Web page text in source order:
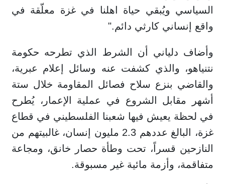
السياسي ويُبقي حياة اهلنا في غزة معلّقة في
واقع إنساني كارثي دائم."
وأضاف دلياني أن الشرط الذي تطرحه حكومة
نتنياهو، والذي كشفت عنه وسائل إعلام عبرية،
والقاضي بنزع سلاح فصائل المقاومة خلال ستة
أشهر مقابل الشروع في عملية الإعمار، يُطرح
في لحظة يعيش فيها شعبنا الفلسطيني في قطاع
غزة، البالغ عددهم 2.3 مليون إنسان، غالبيتهم من
النازحين قسراً، تحت وطأة حصار خانق، ومجاعة
متفاقمة، وأزمة مائية غير مسبوقة.